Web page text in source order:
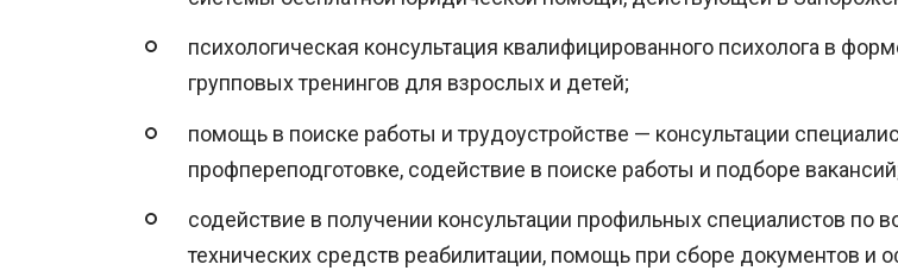
психологическая консультация квалифицированного психолога в
групповых тренингов для взрослых и детей;
помощь в поиске работы и трудоустройстве — консультации
профпереподготовке, содействие в поиске работы и подборе
содействие в получении консультации профильных специалистов по
технических средств реабилитации, помощь при сборе документов